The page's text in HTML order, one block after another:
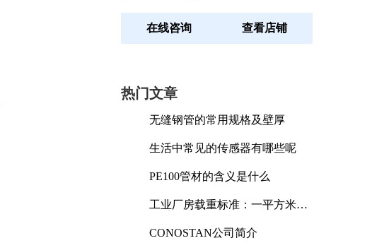
在线咨询 查看店铺
热门文章
无缝钢管的常用规格及壁厚
生活中常见的传感器有哪些呢
PE100管材的含义是什么
工业厂房载重标准：一平方米能
CONOSTAN公司简介